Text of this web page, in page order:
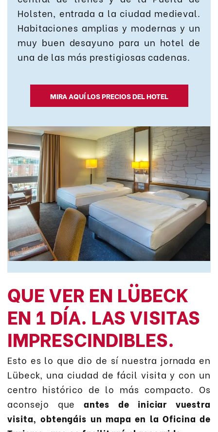
Holsten, entrada a la ciudad medieval.
Habitaciones amplias y modernas y un
muy buen desayuno para un hotel de
una de las más prestigiosas cadenas.
MIRA AQUÍ LOS PRECIOS DEL HOTEL
QUE VER EN LÜBECK
EN 1 DÍA. LAS VISITAS
IMPRESCINDIBLES.
Esto es lo que dio de sí nuestra jornada en
Lübeck, una ciudad de fácil visita y con un
centro histórico de lo más compacto. Os
aconsejo que antes de iniciar vuestra
visita, obtengáis un mapa en la Oficina de